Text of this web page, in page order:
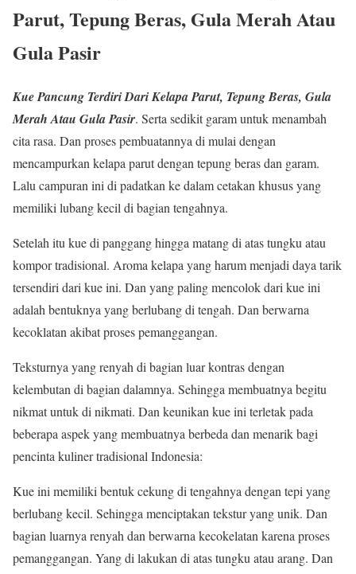
Parut, Tepung Beras, Gula Merah Atau
Gula Pasir
Kue Pancung Terdiri Dari Kelapa Parut, Tepung Beras, Gula
Merah Atau Gula Pasir. Serta sedikit garam untuk menambah
cita rasa. Dan proses pembuatannya di mulai dengan
mencampurkan kelapa parut dengan tepung beras dan garam.
Lalu campuran ini di padatkan ke dalam cetakan khusus yang
memiliki lubang kecil di bagian tengahnya.
Setelah itu kue di panggang hingga matang di atas tungku atau
kompor tradisional. Aroma kelapa yang harum menjadi daya tarik
tersendiri dari kue ini. Dan yang paling mencolok dari kue ini
adalah bentuknya yang berlubang di tengah. Dan berwarna
kecoklatan akibat proses pemanggangan.
Teksturnya yang renyah di bagian luar kontras dengan
kelembutan di bagian dalamnya. Sehingga membuatnya begitu
nikmat untuk di nikmati. Dan keunikan kue ini terletak pada
beberapa aspek yang membuatnya berbeda dan menarik bagi
pencinta kuliner tradisional Indonesia:
Kue ini memiliki bentuk cekung di tengahnya dengan tepi yang
berlubang kecil. Sehingga menciptakan tekstur yang unik. Dan
bagian luarnya renyah dan berwarna kecokelatan karena proses
pemanggangan. Yang di lakukan di atas tungku atau arang. Dan